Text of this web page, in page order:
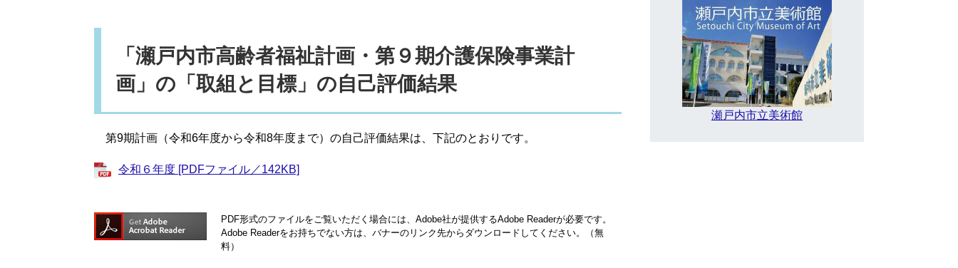
「瀬戸内市高齢者福祉計画・第９期介護保険事業計
画」の「取組と目標」の自己評価結果
第9期計画（令和6年度から令和8年度まで）の自己評価結果は、下記のとおりです。
令和６年度 [PDFファイル／142KB]
PDF形式のファイルをご覧いただく場合には、Adobe社が提供するAdobe Readerが必要です。
Adobe Readerをお持ちでない方は、バナーのリンク先からダウンロードしてください。（無
料）
瀬戸内市立美術館